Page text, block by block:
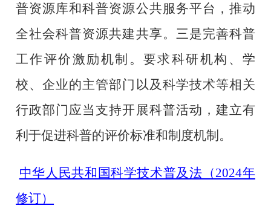
普资源库和科普资源公共服务平台，推动
全社会科普资源共建共享。三是完善科普
工作评价激励机制。要求科研机构、学
校、企业的主管部门以及科学技术等相关
行政部门应当支持开展科普活动，建立有
利于促进科普的评价标准和制度机制。
中华人民共和国科学技术普及法（2024年
修订）